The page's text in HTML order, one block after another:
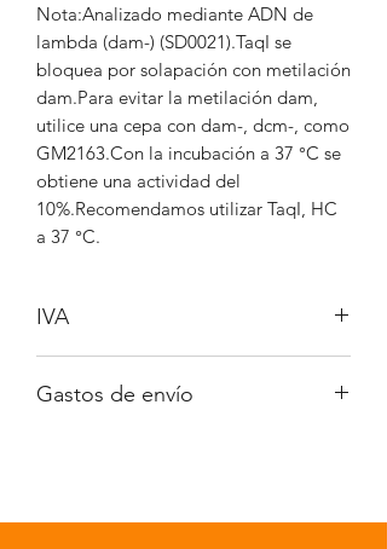
Nota:Analizado mediante ADN de
lambda (dam-) (SD0021).TaqI se
bloquea por solapación con metilación
dam.Para evitar la metilación dam,
utilice una cepa con dam-, dcm-, como
GM2163.Con la incubación a 37 °C se
obtiene una actividad del
10%.Recomendamos utilizar TaqI, HC
a 37 °C.
IVA
Gastos de envío